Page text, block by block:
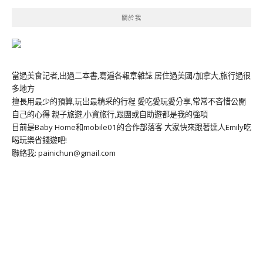
關於我
當過美食記者,出過二本書,寫遍各報章雜誌 居住過美國/加拿大,旅行過很
多地方
擅長用最少的預算,玩出最精采的行程 愛吃愛玩愛分享,常常不吝惜公開
自己的心得 親子旅遊,小資旅行,跟團或自助遊都是我的強項
目前是Baby Home和mobile01的合作部落客 大家快來跟著達人Emily吃
喝玩樂省錢遊吧!
聯絡我: painichun@gmail.com